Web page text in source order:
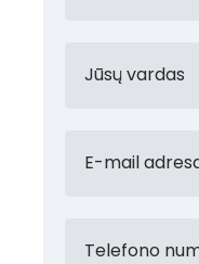
Jūsų vardas
E-mail
Telefono